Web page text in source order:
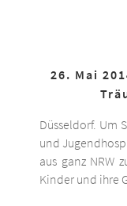
26. Mai
Düsseldorf. Um
und
aus ganz NRW
Kinder und ihre